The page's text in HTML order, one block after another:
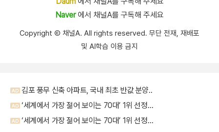
Naver에서 채널A를 구독해 주세요
Copyright Ⓒ 채널A. All rights reserved. 무단 전재, 재배포
및 AI학습 이용 금지